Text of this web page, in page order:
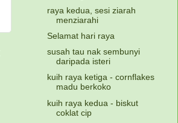
raya kedua, sesi ziarah
menziarahi
Selamat hari raya
susah tau nak sembunyi
daripada isteri
kuih raya ketiga - cornflakes
madu berkoko
kuih raya kedua - biskut
coklat cip